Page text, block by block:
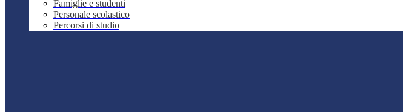
Famiglie e studenti
Personale scolastico
Percorsi di studio